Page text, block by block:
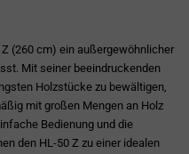
(260 cm) ein außergewöhnlicher
Mit seiner beeindruckenden
Holzstücke zu bewältigen,
mit großen Mengen an Holz
Bedienung und die
den HL-50 Z zu einer idealen